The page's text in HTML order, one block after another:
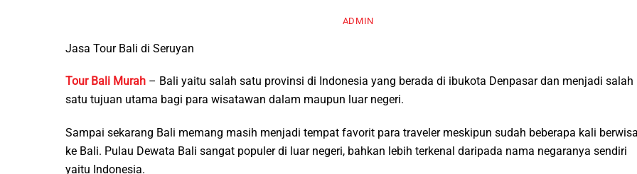
ADMIN
Jasa Tour Bali di Seruyan
Tour Bali Murah – Bali yaitu salah satu provinsi di Indonesia yang berada di ibukota Denpasar dan menjadi salah
satu tujuan utama bagi para wisatawan dalam maupun luar negeri.
Sampai sekarang Bali memang masih menjadi tempat favorit para traveler meskipun sudah beberapa kali
ke Bali. Pulau Dewata Bali sangat populer di luar negeri, bahkan lebih terkenal daripada nama negaranya sendiri
yaitu Indonesia.